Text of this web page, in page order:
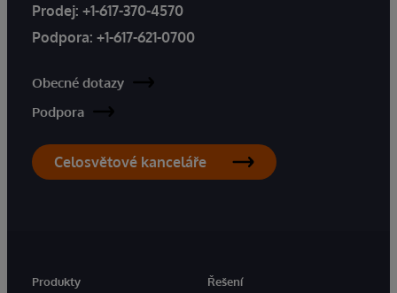
Prodej: +1-617-370-4570
Podpora: +1-617-621-0700
Obecné dotazy
Podpora
Celosvětové kanceláře
Produkty
Řešení